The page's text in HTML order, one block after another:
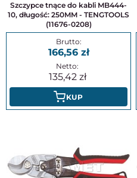
Szczypce tnące do kabli MB444-
10, długość: 250MM - TENGTOOLS
(11676-0208)
166,56
135,42
KUP